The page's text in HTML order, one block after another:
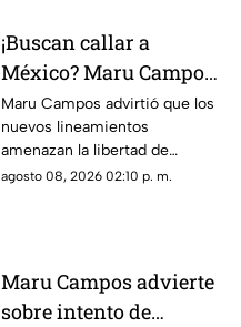
¡Buscan callar a
México? Maru Campos
rechaza regulaciones
que amenazan la
libertad de expresión y
sancionan a la prensa
Maru Campos advirtió que los
nuevos lineamientos
amenazan la libertad de
expresión al permitir al poder
agosto 08, 2026 02:10 p. m.
Maru Campos advierte
sobre intento de